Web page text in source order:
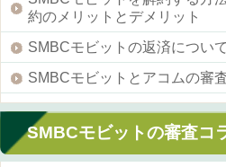
約のメリットとデメリット
SMBCモビットの返済について
SMBCモビットとアコムの審
SMBCモビットの審査コ